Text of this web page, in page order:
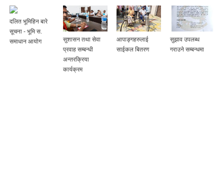
दलित भूमिहिन बारे
सूचना - भूमि स.
समाधान आयोग
सुशासन तथा सेवा
प्रवाह सम्बन्धी
अन्तरक्रिया
कार्यक्रम
आपाङ्गहरुलाई
साईकल बितरण
सुझाव उपलब्ध
गराउने सम्बन्धमा